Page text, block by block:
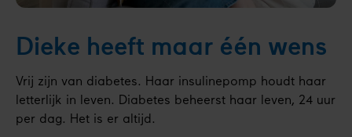
Dieke heeft maar één wens
Vrij zijn van diabetes. Haar insulinepomp houdt haar
letterlijk in leven. Diabetes beheerst haar leven, 24 uur
per dag. Het is er altijd.